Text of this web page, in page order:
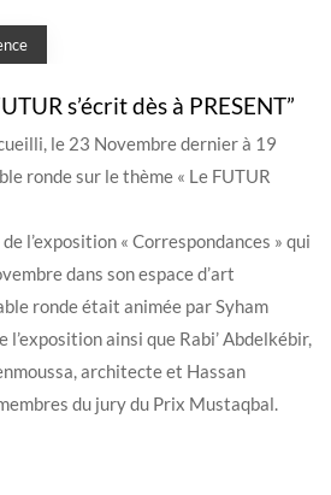
s’écrit dès à PRESENT”
le 23 Novembre dernier à 19
ronde sur le thème « Le FUTUR
l’exposition « Correspondances » qui
dans son espace d’art
ronde était animée par Syham
ainsi que Rabi’ Abdelkébir,
architecte et Hassan
du jury du Prix Mustaqbal.